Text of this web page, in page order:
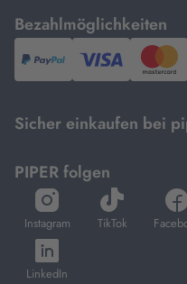
Bezahlmöglichkeiten
mit
PayPal,Visa
Sicher einkaufen bei
PIPER folgen
Instagram
öffnet
in
neuem
Tab
TikTok
öffnet
in
in
LinkedIn
öffnet
in